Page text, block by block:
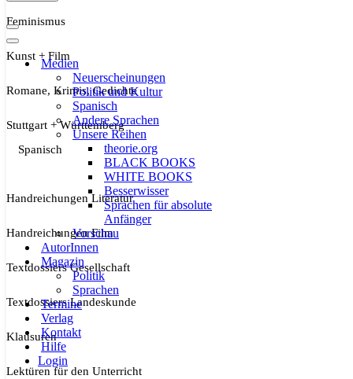
Navigationsmenü
Navigationsmenü
Medien
Neuerscheinungen
Politik und Kultur
Spanisch
Andere Sprachen
Unsere Reihen
theorie.org
BLACK BOOKS
WHITE BOOKS
Besserwisser
Sprachen für absolute
Anfänger
Vorschau
AutorInnen
Magazin
Politik
Sprachen
Termine
Verlag
Kontakt
Hilfe
Login
Feminismus
Kunst + Film
Romane, Krimis, Gedichte
Stuttgart + Württemberg
Spanisch
Handreichungen Literatur
Handreichungen Film
Textdossiers Gesellschaft
Textdossiers Landeskunde
Klausuren
Lektüren für den Unterricht